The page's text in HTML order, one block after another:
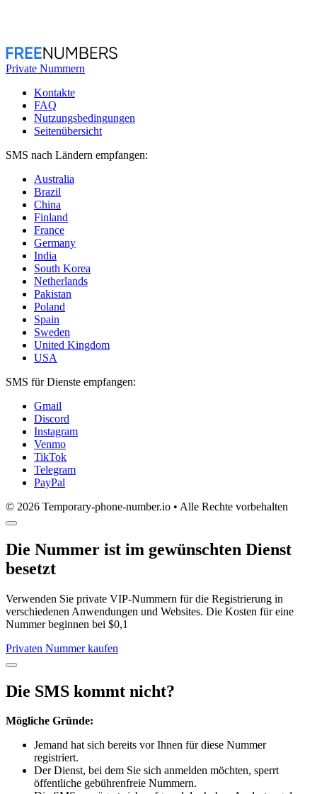
Private Nummern
Kontakte
FAQ
Nutzungsbedingungen
Seitenübersicht
SMS nach Ländern empfangen:
Australia
Brazil
China
Finland
France
Germany
India
South Korea
Netherlands
Pakistan
Poland
Spain
Sweden
United Kingdom
USA
SMS für Dienste empfangen:
Gmail
Discord
Instagram
Venmo
TikTok
Telegram
PayPal
© 2026 Temporary-phone-number.io • Alle Rechte vorbehalten
Die Nummer ist im gewünschten Dienst
besetzt
Verwenden Sie private VIP-Nummern für die Registrierung in
verschiedenen Anwendungen und Websites. Die Kosten für eine
Nummer beginnen bei $0,1
Privaten Nummer kaufen
Die SMS kommt nicht?
Mögliche Gründe:
Jemand hat sich bereits vor Ihnen für diese Nummer
registriert.
Der Dienst, bei dem Sie sich anmelden möchten, sperrt
öffentliche gebührenfreie Nummern.